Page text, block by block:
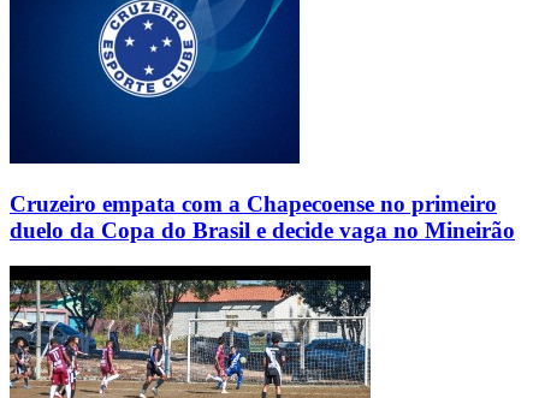
Cruzeiro empata com a Chapecoense no primeiro
duelo da Copa do Brasil e decide vaga no Mineirão